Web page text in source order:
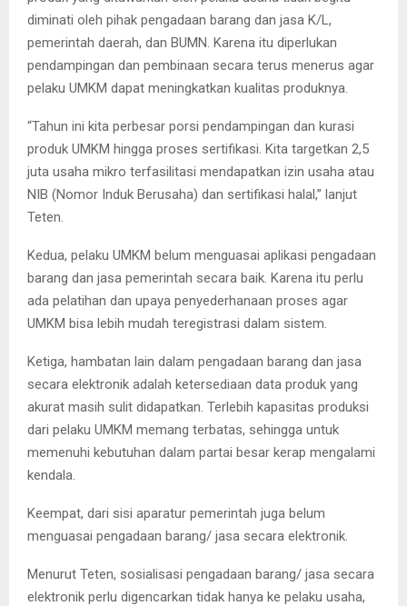
diminati oleh pihak pengadaan barang dan jasa K/L,
pemerintah daerah, dan BUMN. Karena itu diperlukan
pendampingan dan pembinaan secara terus menerus agar
pelaku UMKM dapat meningkatkan kualitas produknya.
“Tahun ini kita perbesar porsi pendampingan dan kurasi
produk UMKM hingga proses sertifikasi. Kita targetkan 2,5
juta usaha mikro terfasilitasi mendapatkan izin usaha atau
NIB (Nomor Induk Berusaha) dan sertifikasi halal,” lanjut
Teten.
Kedua, pelaku UMKM belum menguasai aplikasi pengadaan
barang dan jasa pemerintah secara baik. Karena itu perlu
ada pelatihan dan upaya penyederhanaan proses agar
UMKM bisa lebih mudah teregistrasi dalam sistem.
Ketiga, hambatan lain dalam pengadaan barang dan jasa
secara elektronik adalah ketersediaan data produk yang
akurat masih sulit didapatkan. Terlebih kapasitas produksi
dari pelaku UMKM memang terbatas, sehingga untuk
memenuhi kebutuhan dalam partai besar kerap mengalami
kendala.
Keempat, dari sisi aparatur pemerintah juga belum
menguasai pengadaan barang/ jasa secara elektronik.
Menurut Teten, sosialisasi pengadaan barang/ jasa secara
elektronik perlu digencarkan tidak hanya ke pelaku usaha,